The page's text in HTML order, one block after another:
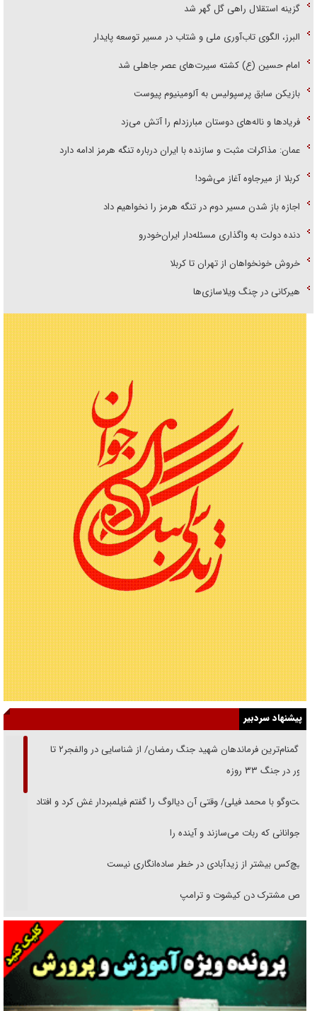
گزینه استقلال راهی گل گهر شد
البرز، الگوی تاب‌آوری ملی و شتاب در مسیر توسعه پایدار
امام حسین (ع) کشته سیرت‌های عصر جاهلی شد
بازیکن سابق پرسپولیس به آلومینیوم پیوست
فریاد‌ها و ناله‌های دوستان مبارزدلم را آتش می‌زد
عمان: مذاکرات مثبت و سازنده با ایران درباره تنگه هرمز ادامه دارد
کربلا از میرجاوه آغاز می‌شود!
اجازه باز شدن مسیر دوم در تنگه هرمز را نخواهیم داد
دنده دولت به واگذاری مسئله‌دار ایران‌خودرو
خروش خونخواهان از تهران تا کربلا
هیرکانی در چنگ ویلاسازی‌ها
پیشنهاد سردبیر
از گمنام‌ترین فرماندهان شهید جنگ رمضان/ از شناسایی در والفجر۲ تا
حضور در جنگ ۳۳ روزه
گفت‌وگو با محمد فیلی/ وقتی آن دیالوگ را گفتم فیلمبردار غش کرد و افتاد
نوجوانانی که ربات می‌سازند و آینده را
هیچ‌کس بیشتر از زیدآبادی در خطر ساده‌انگاری نیست
رقص مشترک دن کیشوت و ترامپ
دنده دولت به واگذاری مسئله‌دار ایران‌خودرو/ خصوصی‌سازی یا انحصار؟
غریزه‌ی بقا و آقای باقی و رفقا
جراحی‌های زیبایی با مدرک فوق‌دیپلم! + گفت‌وگو با متهم